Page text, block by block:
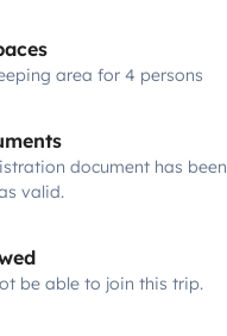
area for 4 persons
document has been
valid.
be able to join this trip.